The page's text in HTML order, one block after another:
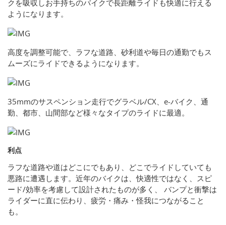
クを吸収しお手持ちのバイクで長距離ライドも快適に行える
ようになります。
高度を調整可能で、ラフな道路、砂利道や毎日の通勤でもス
ムーズにライドできるようになります。
35mmのサスペンション走行でグラベル/CX、e-バイク、通
勤、都市、山間部など様々なタイプのライドに最適。
利点
ラフな道路や道はどこにでもあり、どこでライドしていても
悪路に遭遇します。近年のバイクは、快適性ではなく、スピ
ード/効率を考慮して設計されたものが多く、 バンプと衝撃は
ライダーに直に伝わり、疲労・痛み・怪我につながること
も。